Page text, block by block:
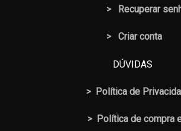
> Recuperar
> Criar conta
DÚVIDAS
> Política de
> Política de compra